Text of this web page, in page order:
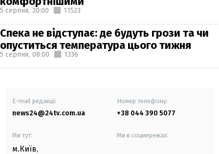
5 серпня, 20:00 11523
Спека не відступає: де будуть грози та чи
опуститься температура цього тижня
5 серпня, 08:00 1336
E-mail редакції
news24@24tv.com.ua
Номер телефону:
+38 044 390 5077
Ми тут:
м.Київ,
Ми в соцмережах: